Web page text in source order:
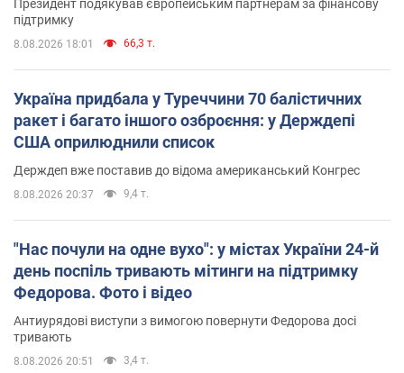
Президент подякував європейським партнерам за фінансову
підтримку
8.08.2026 18:01 66,3 т.
Україна придбала у Туреччини 70 балістичних
ракет і багато іншого озброєння: у Держдепі
США оприлюднили список
Держдеп вже поставив до відома американський Конгрес
8.08.2026 20:37 9,4 т.
"Нас почули на одне вухо": у містах України 24-й
день поспіль тривають мітинги на підтримку
Федорова. Фото і відео
Антиурядові виступи з вимогою повернути Федорова досі
тривають
8.08.2026 20:51 3,4 т.